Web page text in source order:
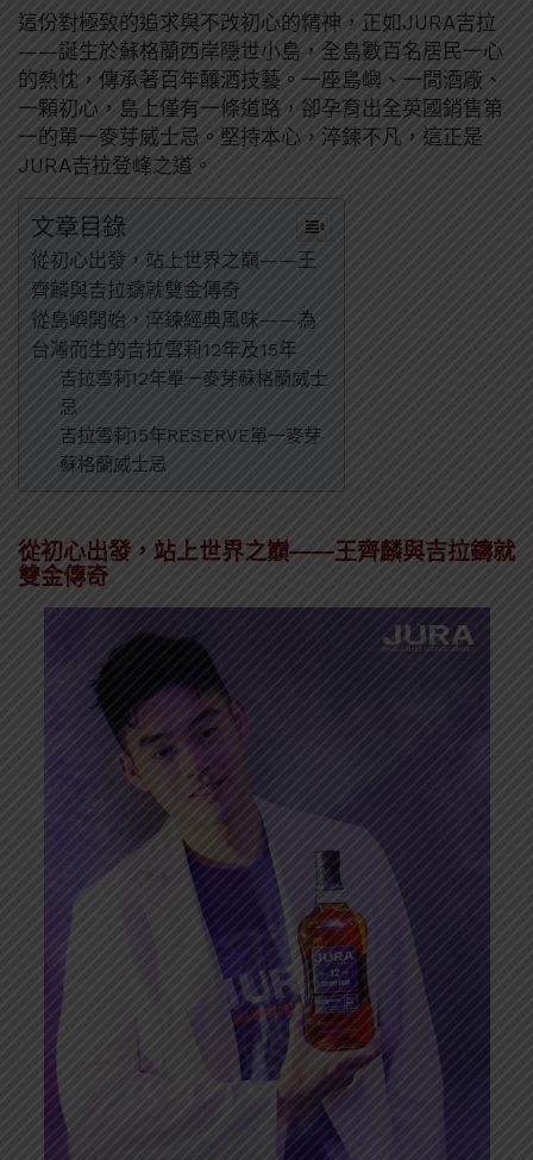
這份對極致的追求與不改初心的精神，正如JURA吉拉
——誕生於蘇格蘭西岸隱世小島，全島數百名居民一心
的熱忱，傳承著百年釀酒技藝。一座島嶼、一間酒廠、
一顆初心，島上僅有一條道路，卻孕育出全英國銷售第
一的單一麥芽威士忌。堅持本心，淬鍊不凡，這正是
JURA吉拉登峰之道。
文章目錄
從初心出發，站上世界之巔——王
齊麟與吉拉鑄就雙金傳奇
從島嶼開始，淬鍊經典風味——為
台灣而生的吉拉雪莉12年及15年
吉拉雪莉12年單一麥芽蘇格蘭威士
忌
吉拉雪莉15年RESERVE單一麥芽
蘇格蘭威士忌
從初心出發，站上世界之巔——王齊麟與吉拉鑄就
雙金傳奇